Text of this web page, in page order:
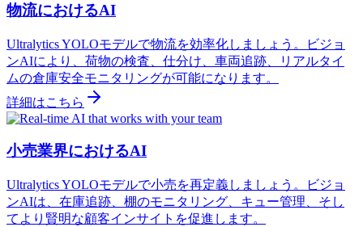
物流におけるAI
Ultralytics YOLOモデルで物流を効率化しましょう。ビジョ
ンAIにより、荷物の検査、仕分け、車両追跡、リアルタイ
ムの倉庫安全モニタリングが可能になります。
詳細はこちら
小売業界におけるAI
Ultralytics YOLOモデルで小売を再定義しましょう。ビジョ
ンAIは、在庫追跡、棚のモニタリング、キュー管理、そし
てより賢明な顧客インサイトを促進します。